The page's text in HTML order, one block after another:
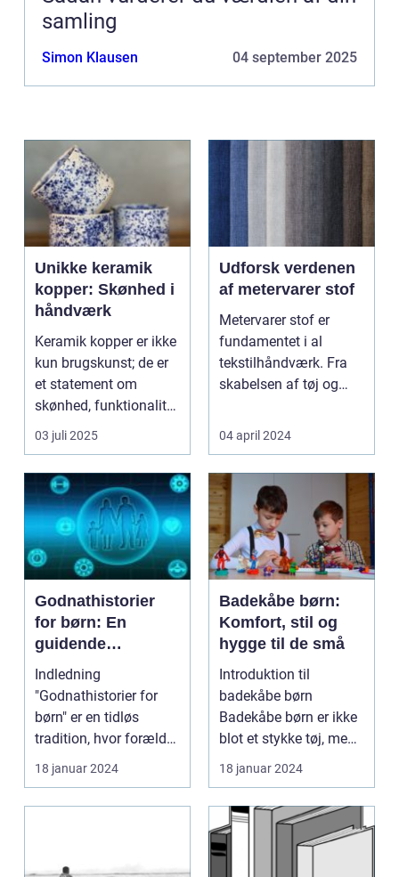
samling
Simon Klausen 04 september 2025
Unikke keramik
kopper: Skønhed i
håndværk
Keramik kopper er ikke
kun brugskunst; de er
et statement om
skønhed, funktionalitet
og perso...
03 juli 2025
Udforsk verdenen
af metervarer stof
Metervarer stof er
fundamentet i al
tekstilhåndværk. Fra
skabelsen af tøj og
04 april 2024
Godnathistorier
for børn: En
guidende
fortælling til
forældre og
interesserede
Indledning
"Godnathistorier for
børn" er en tidløs
tradition, hvor forældre
og bedsteforældre
skabe...
18 januar 2024
Badekåbe børn:
Komfort, stil og
hygge til de små
Introduktion til
badekåbe børn
Badekåbe børn er ikke
blot et stykke tøj, men
en genstand der
symbol...
18 januar 2024